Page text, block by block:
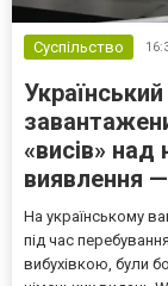
Суспільство
«висів»
виявлення
На українському
під час
вибухівкою, були